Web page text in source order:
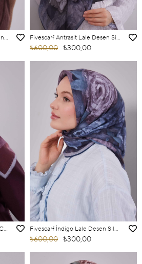
Fivescarf Acı Kahve Lale Desen Silk Coton Eşarp Fivescarf Antrasit Lale Desen Silk Coton Eşarp
₺300,00
₺600,00
Fivescarf Gül Lale Desen Silk Coton Eşarp Fivescarf İndigo Lale Desen Silk Coton Eşarp
₺300,00
₺600,00